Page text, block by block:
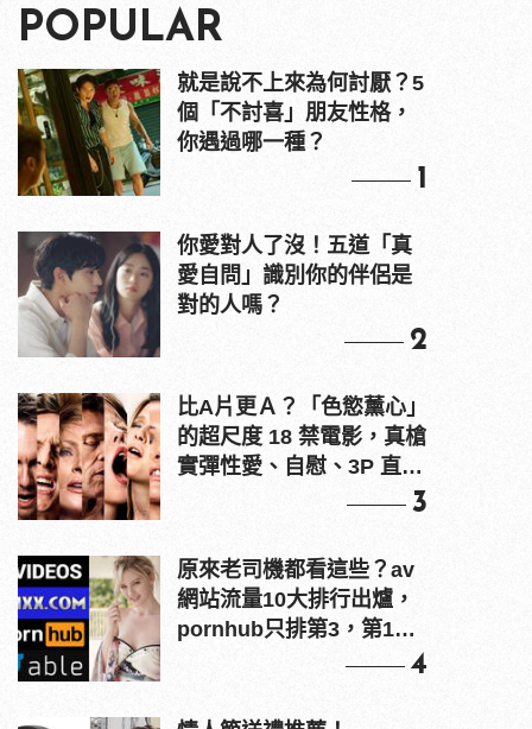
POPULAR
就是說不上來為何討厭？5
個「不討喜」朋友性格，
你遇過哪一種？
1
你愛對人了沒！五道「真
愛自問」識別你的伴侶是
對的人嗎？
2
比A片更Ａ？「色慾薰心」
的超尺度 18 禁電影，真槍
實彈性愛、自慰、3P 直接
3
原來老司機都看這些？av
網站流量10大排行出爐，
pornhub只排第3，第1名
4